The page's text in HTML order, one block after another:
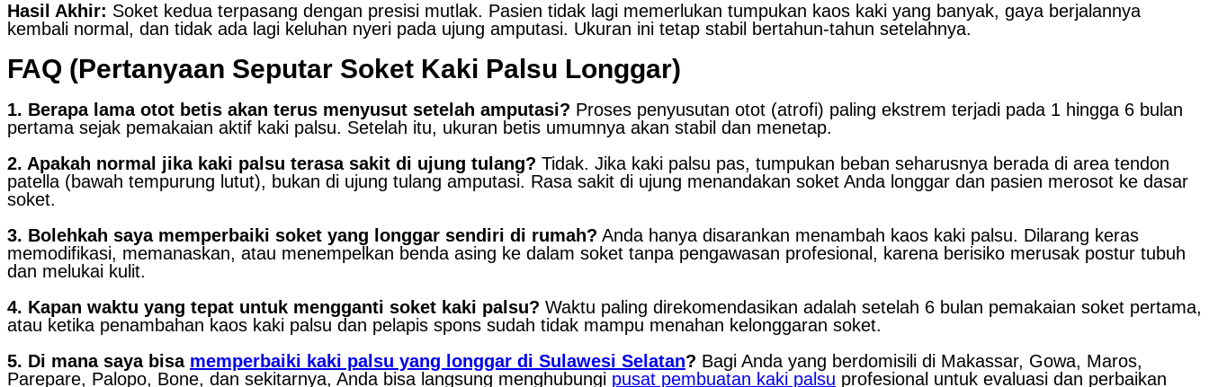
Hasil Akhir: Soket kedua terpasang dengan presisi mutlak. Pasien tidak lagi memerlukan tumpukan kaos kaki yang banyak, gaya berjalannya
kembali normal, dan tidak ada lagi keluhan nyeri pada ujung amputasi. Ukuran ini tetap stabil bertahun-tahun setelahnya.
FAQ (Pertanyaan Seputar Soket Kaki Palsu Longgar)
1. Berapa lama otot betis akan terus menyusut setelah amputasi? Proses penyusutan otot (atrofi) paling ekstrem terjadi pada 1 hingga 6 bulan
pertama sejak pemakaian aktif kaki palsu. Setelah itu, ukuran betis umumnya akan stabil dan menetap.
2. Apakah normal jika kaki palsu terasa sakit di ujung tulang? Tidak. Jika kaki palsu pas, tumpukan beban seharusnya berada di area tendon
patella (bawah tempurung lutut), bukan di ujung tulang amputasi. Rasa sakit di ujung menandakan soket Anda longgar dan pasien merosot ke dasar
soket.
3. Bolehkah saya memperbaiki soket yang longgar sendiri di rumah? Anda hanya disarankan menambah kaos kaki palsu. Dilarang keras
memodifikasi, memanaskan, atau menempelkan benda asing ke dalam soket tanpa pengawasan profesional, karena berisiko merusak postur tubuh
dan melukai kulit.
4. Kapan waktu yang tepat untuk mengganti soket kaki palsu? Waktu paling direkomendasikan adalah setelah 6 bulan pemakaian soket pertama,
atau ketika penambahan kaos kaki palsu dan pelapis spons sudah tidak mampu menahan kelonggaran soket.
5. Di mana saya bisa memperbaiki kaki palsu yang longgar di Sulawesi Selatan? Bagi Anda yang berdomisili di Makassar, Gowa, Maros,
Parepare, Palopo, Bone, dan sekitarnya, Anda bisa langsung menghubungi pusat pembuatan kaki palsu profesional untuk evaluasi dan perbaikan